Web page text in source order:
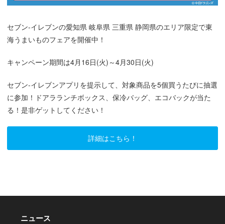
セブン‐イレブンの愛知県 岐阜県 三重県 静岡県のエリア限定で東
海うまいものフェアを開催中！
キャンペーン期間は4月16日(火)～4月30日(火)
セブン‐イレブンアプリを提示して、対象商品を5個買うたびに抽選
に参加！ドアラランチボックス、保冷バッグ、エコバックが当た
る！是非ゲットしてください！
詳細はこちら！
ニュース